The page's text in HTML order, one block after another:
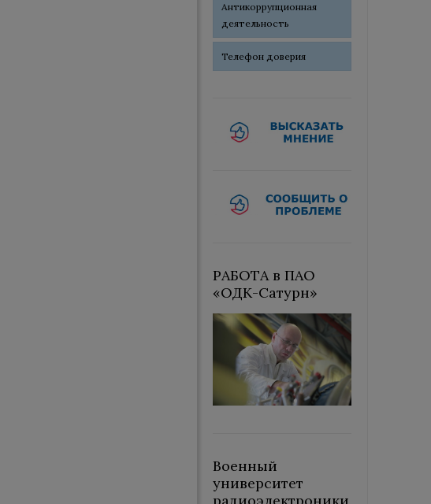
Антикоррупционная
деятельность
Телефон доверия
РАБОТА в ПАО
«ОДК-Сатурн»
Военный
университет